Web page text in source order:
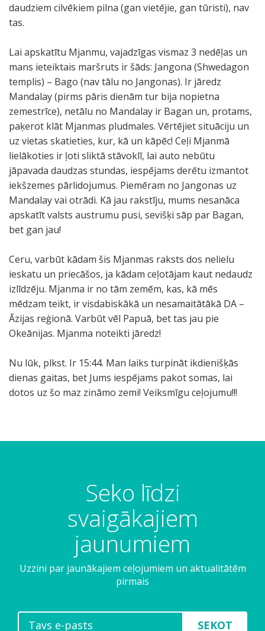
daudziem cilvēkiem pilna (gan vietējie, gan tūristi), nav
tas.
Lai apskatītu Mjanmu, vajadzīgas vismaz 3 nedēļas un
mans ieteiktais maršruts ir šāds: Jangona (Shwedagon
templis) – Bago (nav tālu no Jangonas). Ir jāredz
Mandalay (pirms pāris dienām tur bija nopietna
zemestrīce), netālu no Mandalay ir Bagan un, protams,
paķerot klāt Mjanmas pludmales. Vērtējiet situāciju un
uz vietas skatieties, kur, kā un kāpēc! Ceļi Mjanmā
lielākoties ir ļoti sliktā stāvoklī, lai auto nebūtu
jāpavada daudzas stundas, iespējams derētu izmantot
iekšzemes pārlidojumus. Piemēram no Jangonas uz
Mandalay vai otrādi. Kā jau rakstīju, mums nesanāca
apskatīt valsts austrumu pusi, sevišķi sāp par Bagan,
bet gan jau!
Ceru, varbūt kādam šis Mjanmas raksts dos nelielu
ieskatu un priecāšos, ja kādam ceļotājam kaut nedaudz
izlīdzēju. Mjanma ir no tām zemēm, kas, kā mēs
mēdzam teikt, ir visdabiskākā un nesamaitātākā DA –
Āzijas reģionā. Varbūt vēl Papuā, bet tas jau pie
Okeānijas. Mjanma noteikti jāredz!
Nu lūk, plkst. Ir 15:44. Man laiks turpināt ikdienišķās
dienas gaitas, bet Jums iespējams pakot somas, lai
dotos uz šo maz zināmo zemi! Veiksmīgu ceļojumu!!!
Seko līdzi
svaigākajiem
jaunumiem
Uzzini par jaunākajiem ceļojumiem un aktualitātēm
pirmais
SEKOT